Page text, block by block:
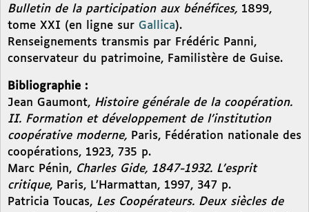
Bulletin de la participation aux bénéfices, 1899,
tome XXI (en ligne sur Gallica).
Renseignements transmis par Frédéric Panni,
conservateur du patrimoine, Familistère de Guise.
Bibliographie :
Jean Gaumont, Histoire générale de la coopération.
II. Formation et développement de l’institution
coopérative moderne, Paris, Fédération nationale des
coopérations, 1923, 735 p.
Marc Pénin, Charles Gide, 1847-1932. L’esprit
critique, Paris, L’Harmattan, 1997, 347 p.
Patricia Toucas, Les Coopérateurs. Deux siècles de